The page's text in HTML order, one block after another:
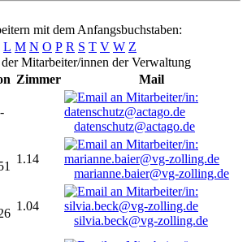
mit dem Anfangsbuchstaben:
L M N O P R S T V W Z
Mitarbeiter/innen der Verwaltung
Zimmer
Mail
datenschutz@actago.de
1.14
marianne.baier@vg-zolling.de
1.04
silvia.beck@vg-zolling.de